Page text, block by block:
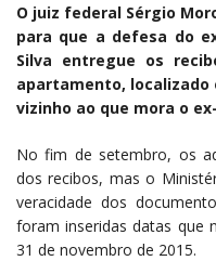
O juiz federal Sérgio
para que a defesa do
Silva entregue os
apartamento, localizado
vizinho ao que mora o
No fim de setembro, os
dos recibos, mas o
veracidade dos
foram inseridas datas que
31 de novembro de 2015.